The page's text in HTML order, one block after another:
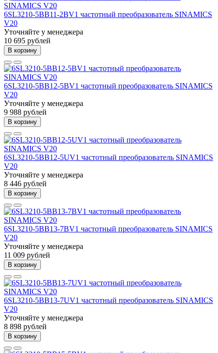
6SL3210-5BB11-2BV1 частотный преобразователь SINAMICS
V20
Уточняйте у менеджера
10 695 рублей
В корзину
6SL3210-5BB12-5BV1 частотный преобразователь SINAMICS
V20
Уточняйте у менеджера
9 988 рублей
В корзину
6SL3210-5BB12-5UV1 частотный преобразователь SINAMICS
V20
Уточняйте у менеджера
8 446 рублей
В корзину
6SL3210-5BB13-7BV1 частотный преобразователь SINAMICS
V20
Уточняйте у менеджера
11 009 рублей
В корзину
6SL3210-5BB13-7UV1 частотный преобразователь SINAMICS
V20
Уточняйте у менеджера
8 898 рублей
В корзину